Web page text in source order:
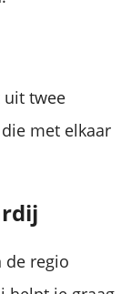
uit twee
met elkaar
de regio